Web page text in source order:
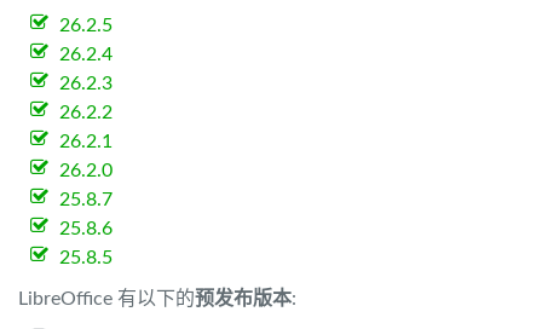
26.2.5
26.2.4
26.2.3
26.2.2
26.2.1
26.2.0
25.8.7
25.8.6
25.8.5
LibreOffice 有以下的预发布版本: